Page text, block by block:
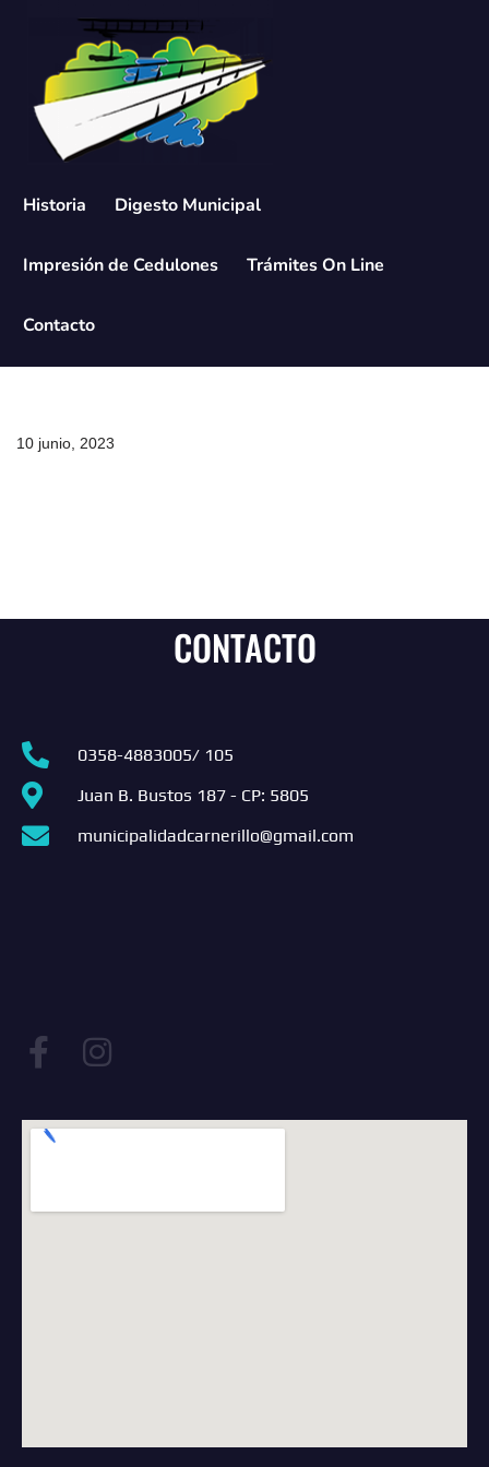
contenido
Historia Digesto Municipal
Impresión de Cedulones Trámites On Line
Contacto
10 junio, 2023
CONTACTO
0358-4883005/ 105
Juan B. Bustos 187 - CP: 5805
municipalidadcarnerillo@gmail.com